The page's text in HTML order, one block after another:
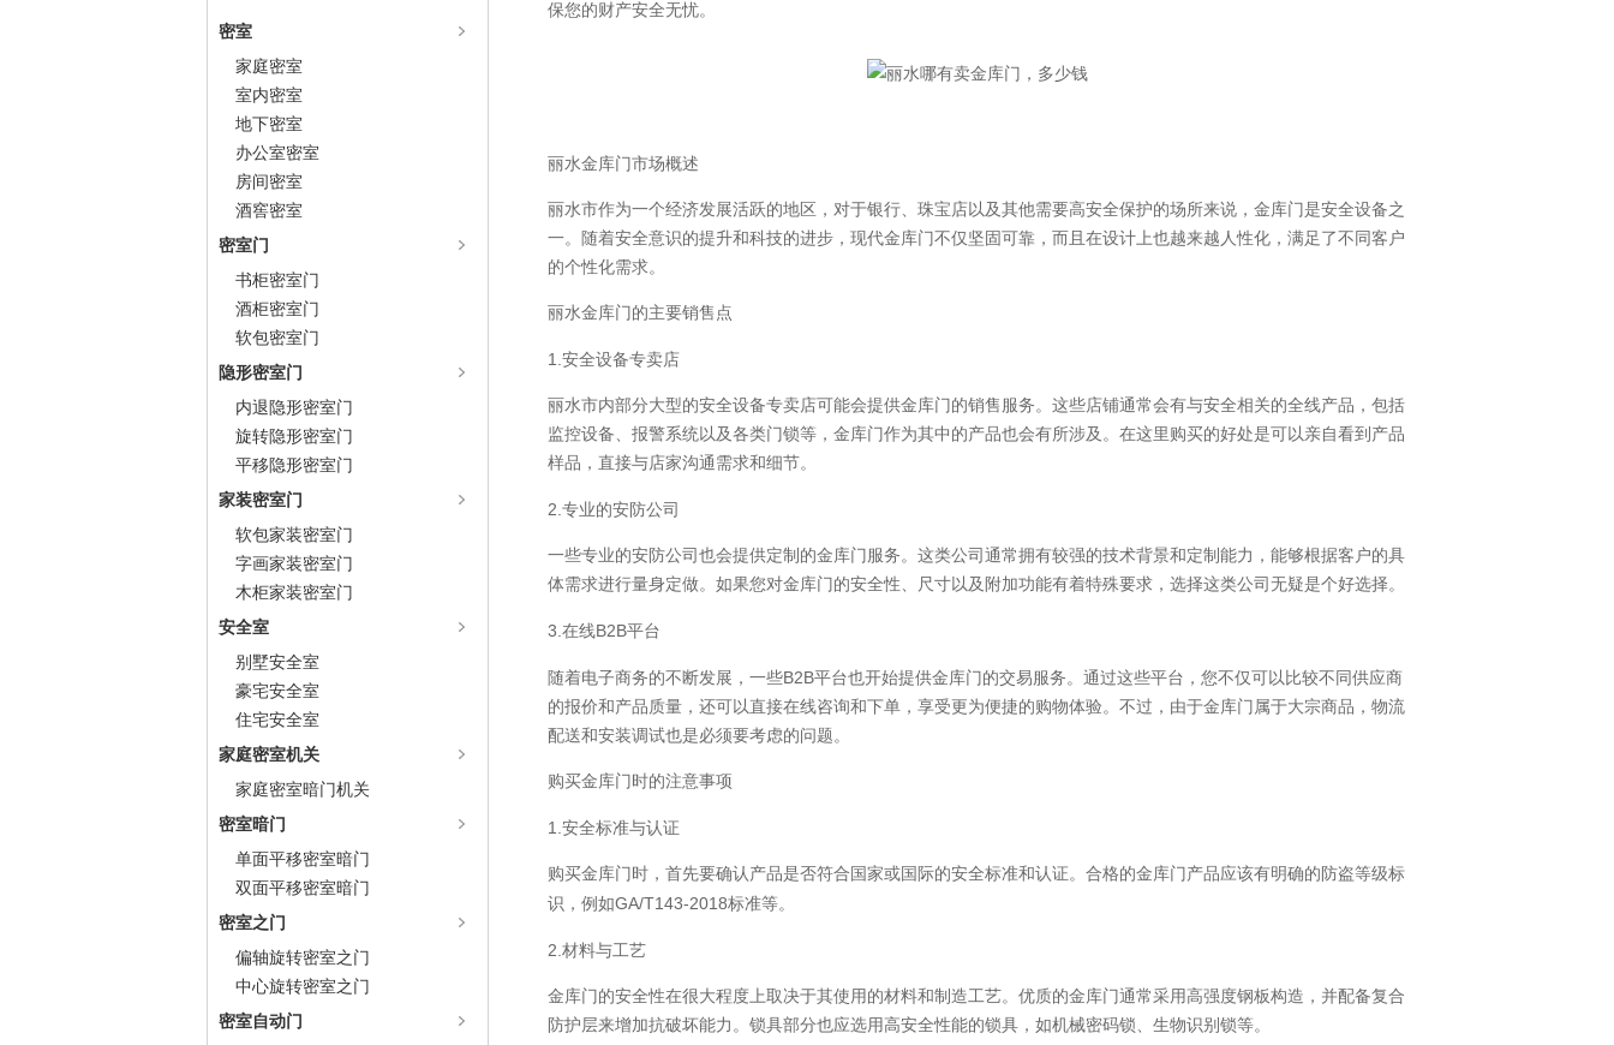
密室
家庭密室
室内密室
地下密室
办公室密室
房间密室
酒窖密室
密室门
书柜密室门
酒柜密室门
软包密室门
隐形密室门
内退隐形密室门
旋转隐形密室门
平移隐形密室门
家装密室门
软包家装密室门
字画家装密室门
木柜家装密室门
安全室
别墅安全室
豪宅安全室
住宅安全室
家庭密室机关
家庭密室暗门机关
密室暗门
单面平移密室暗门
双面平移密室暗门
密室之门
偏轴旋转密室之门
中心旋转密室之门
密室自动门
保您的财产安全无忧。
丽水金库门市场概述
丽水市作为一个经济发展活跃的地区，对于银行、珠宝店以及其他需要高安全保护的场所来说，金库门是安全设备之
一。随着安全意识的提升和科技的进步，现代金库门不仅坚固可靠，而且在设计上也越来越人性化，满足了不同客户
的个性化需求。
丽水金库门的主要销售点
1. 安全设备专卖店
丽水市内部分大型的安全设备专卖店可能会提供金库门的销售服务。这些店铺通常会有与安全相关的全线产品，包括
监控设备、报警系统以及各类门锁等，金库门作为其中的产品也会有所涉及。在这里购买的好处是可以亲自看到产品
样品，直接与店家沟通需求和细节。
2. 专业的安防公司
一些专业的安防公司也会提供定制的金库门服务。这类公司通常拥有较强的技术背景和定制能力，能够根据客户的具
体需求进行量身定做。如果您对金库门的安全性、尺寸以及附加功能有着特殊要求，选择这类公司无疑是个好选择。
3. 在线B2B平台
随着电子商务的不断发展，一些B2B平台也开始提供金库门的交易服务。通过这些平台，您不仅可以比较不同供应商
的报价和产品质量，还可以直接在线咨询和下单，享受更为便捷的购物体验。不过，由于金库门属于大宗商品，物流
配送和安装调试也是必须要考虑的问题。
购买金库门时的注意事项
1. 安全标准与认证
购买金库门时，首先要确认产品是否符合国家或国际的安全标准和认证。合格的金库门产品应该有明确的防盗等级标
识，例如GA/T143-2018标准等。
2. 材料与工艺
金库门的安全性在很大程度上取决于其使用的材料和制造工艺。优质的金库门通常采用高强度钢板构造，并配备复合
防护层来增加抗破坏能力。锁具部分也应选用高安全性能的锁具，如机械密码锁、生物识别锁等。